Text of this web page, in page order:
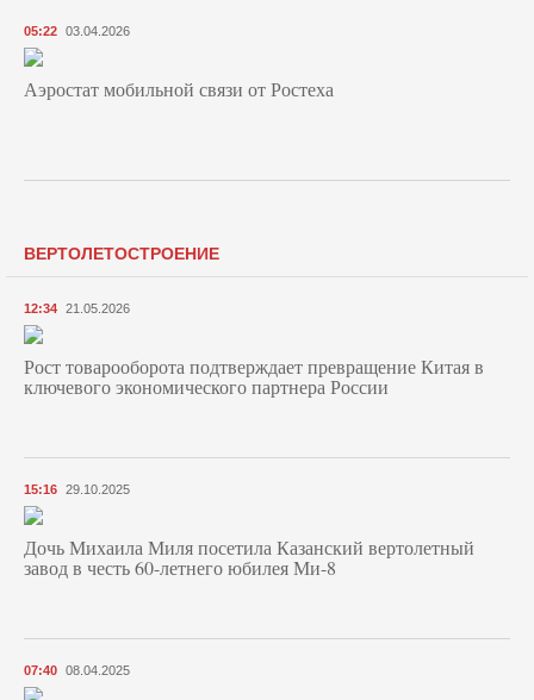
05:22 03.04.2026
Аэростат мобильной связи от Ростеха
ВЕРТОЛЕТОСТРОЕНИЕ
12:34 21.05.2026
Рост товарооборота подтверждает превращение Китая в
ключевого экономического партнера России
15:16 29.10.2025
Дочь Михаила Миля посетила Казанский вертолетный
завод в честь 60-летнего юбилея Ми-8
07:40 08.04.2025